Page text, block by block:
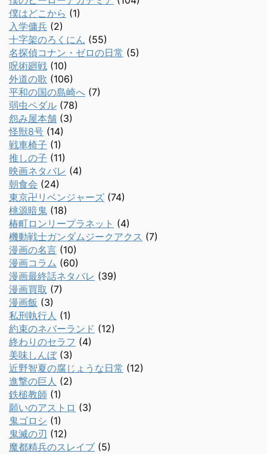
僕はどこから (1)
入学傭兵 (2)
十字架のろくにん (55)
名探偵コナン・ゼロの日常 (5)
呪術廻戦 (10)
外道の歌 (106)
平和の国の島崎へ (7)
弱虫ペダル (78)
怨み屋本舗 (3)
怪獣8号 (14)
戦車椅子 (1)
推しの子 (11)
映画ネタバレ (4)
朝食会 (24)
東京卍リベンジャーズ (74)
桃源暗鬼 (18)
椿町ロンリープラネット (4)
機動戦士ガンダムジークアクス (7)
漫画の名言 (10)
漫画コラム (60)
漫画最終話ネタバレ (39)
漫画買取 (7)
漫画飯 (3)
私刑執行人 (1)
約束のネバーランド (12)
終わりのセラフ (4)
美味しんぼ(3)
近野智夏の腐じょうな日常 (12)
進撃の巨人 (2)
鉄槌教師 (1)
願いのアストロ (3)
鬼ゴロシ (1)
鬼滅の刃 (12)
魔都精兵のスレイブ (5)